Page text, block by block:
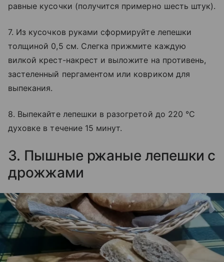
равные кусочки (получится примерно шесть штук).
7. Из кусочков руками сформируйте лепешки
толщиной 0,5 см. Слегка прижмите каждую
вилкой крест-накрест и выложите на противень,
застеленный пергаментом или ковриком для
выпекания.
8. Выпекайте лепешки в разогретой до 220 °C
духовке в течение 15 минут.
3. Пышные ржаные лепешки с
дрожжами